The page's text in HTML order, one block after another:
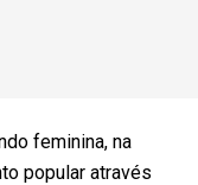
feminina, na
popular através